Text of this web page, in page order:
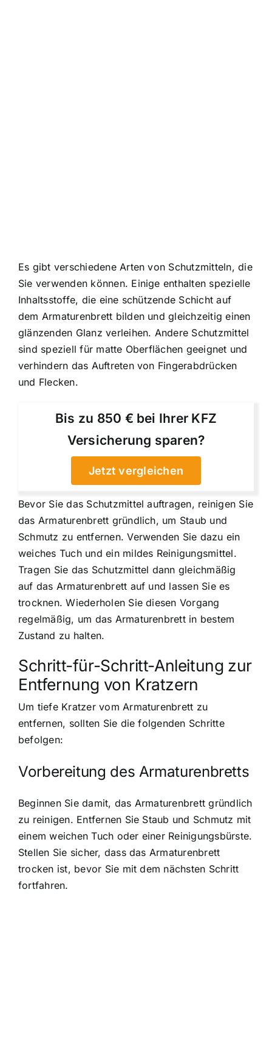
Es gibt verschiedene Arten von Schutzmitteln, die
Sie verwenden können. Einige enthalten spezielle
Inhaltsstoffe, die eine schützende Schicht auf
dem Armaturenbrett bilden und gleichzeitig einen
glänzenden Glanz verleihen. Andere Schutzmittel
sind speziell für matte Oberflächen geeignet und
verhindern das Auftreten von Fingerabdrücken
und Flecken.
Bis zu 850 € bei Ihrer KFZ
Versicherung sparen?
Jetzt vergleichen
Bevor Sie das Schutzmittel auftragen, reinigen Sie
das Armaturenbrett gründlich, um Staub und
Schmutz zu entfernen. Verwenden Sie dazu ein
weiches Tuch und ein mildes Reinigungsmittel.
Tragen Sie das Schutzmittel dann gleichmäßig
auf das Armaturenbrett auf und lassen Sie es
trocknen. Wiederholen Sie diesen Vorgang
regelmäßig, um das Armaturenbrett in bestem
Zustand zu halten.
Schritt-für-Schritt-Anleitung zur
Entfernung von Kratzern
Um tiefe Kratzer vom Armaturenbrett zu
entfernen, sollten Sie die folgenden Schritte
befolgen:
Vorbereitung des Armaturenbretts
Beginnen Sie damit, das Armaturenbrett gründlich
zu reinigen. Entfernen Sie Staub und Schmutz mit
einem weichen Tuch oder einer Reinigungsbürste.
Stellen Sie sicher, dass das Armaturenbrett
trocken ist, bevor Sie mit dem nächsten Schritt
fortfahren.